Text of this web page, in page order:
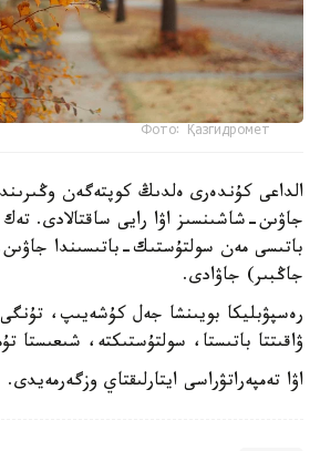
Фото: Қазгидромет
الداعى كۇندەرى ەلدىڭ كوپتەگەن
جاۋىن-شاشىنسىز اۋا رايى ساقتالادى.
باتىسى مەن سولتۇستىك-باتىسىندا
جاڭبىر) جاۋادى.
رەسپۋبليكا بويىنشا جەل كۇشەيىپ،
ۋاقىتتا باتىستا، سولتۇستىكتە، شىعىستا
اۋا تەمپەراتۋراسى ايتارلىقتاي وزگەرمەيدى.